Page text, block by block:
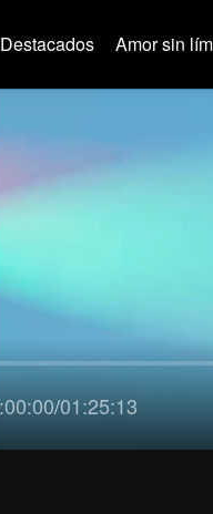
Destacados Amor sin